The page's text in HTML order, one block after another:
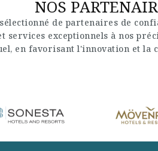
NOS
de partenaires de
exceptionnels à nos
en favorisant l'innovation et la